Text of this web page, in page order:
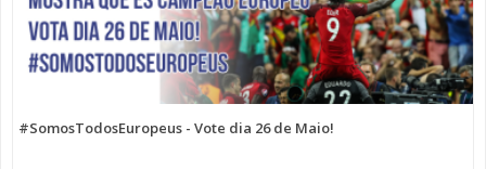
#SomosTodosEuropeus - Vote dia 26 de Maio!